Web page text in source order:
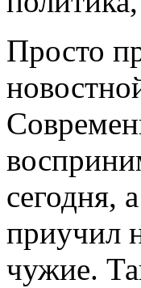
Просто
сегодня,
приучил
чужие.